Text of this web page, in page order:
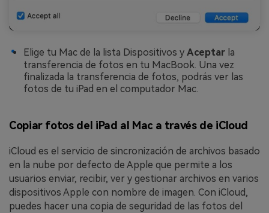
Elige tu Mac de la lista Dispositivos y Aceptar la
transferencia de fotos en tu MacBook. Una vez
finalizada la transferencia de fotos, podrás ver las
fotos de tu iPad en el computador Mac.
Copiar fotos del iPad al Mac a través de iCloud
iCloud es el servicio de sincronización de archivos basado
en la nube por defecto de Apple que permite a los
usuarios enviar, recibir, ver y gestionar archivos en varios
dispositivos Apple con nombre de imagen. Con iCloud,
puedes hacer una copia de seguridad de las fotos del